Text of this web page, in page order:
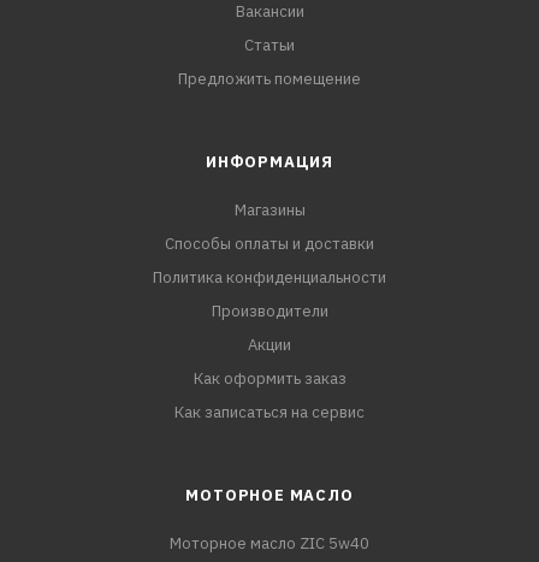
Вакансии
Статьи
Предложить помещение
ИНФОРМАЦИЯ
Магазины
Способы оплаты и доставки
Политика конфиденциальности
Производители
Акции
Как оформить заказ
Как записаться на сервис
МОТОРНОЕ МАСЛО
Моторное масло ZIC 5w40